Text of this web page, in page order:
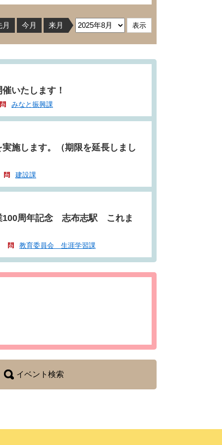
月 今月 来月
いたします！
みなと振興課
施します。（期限を延長しまし
建設課
100周年記念 志布志駅 これま
教育委員会 生涯学習課
イベント検索